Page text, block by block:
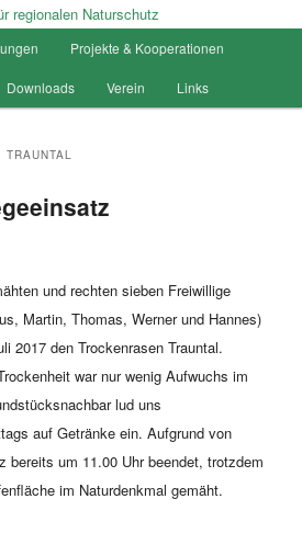
für
Projekte & Kooperationen
Downloads Verein Links
TRAUNTAL
und rechten sieben Freiwillige
Martin, Thomas, Werner und Hannes)
2017 den Trockenrasen Trauntal.
war nur wenig Aufwuchs im
lud uns
auf Getränke ein. Aufgrund von
bereits um 11.00 Uhr beendet, trotzdem
im Naturdenkmal gemäht.